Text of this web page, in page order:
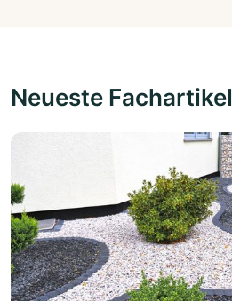
Neueste Fachartikel